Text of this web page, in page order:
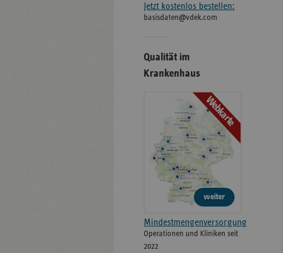
Jetzt kostenlos bestellen:
basisdaten@vdek.com
Qualität im
Krankenhaus
Webkarte
weiter
Mindestmengenversorgung
Operationen und Kliniken seit
2022